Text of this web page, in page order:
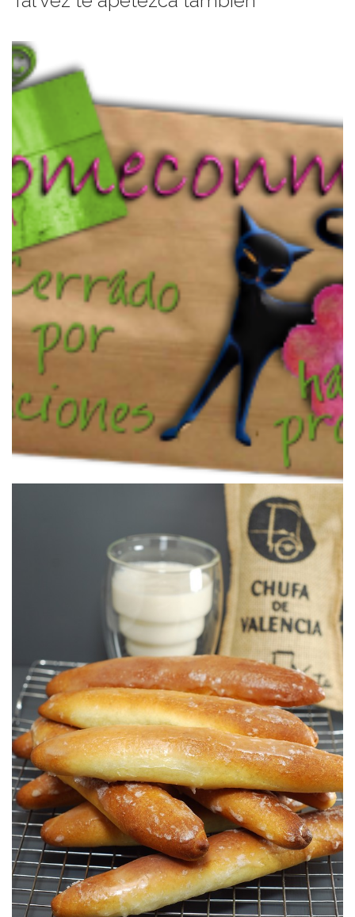
EL RESUMEN DEL BBD#42, DULCE,
SALADO Y SIN GLUTEN: MUCHOS
PANES PERFECTOS PARA UN PICNIC Y
…¡VACACIONES!
For English version, here. Cada mes, espero con
impaciencia el resumen del Bread Baking Day mensual. Este
evento...
FARTONS VALENCIANOS – CON LAS
MANOS EN LA MASA
Ricos y esponjosos, ¡perfectos para la merienda!